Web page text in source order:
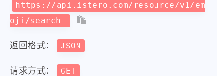
https://api.istero.com/resource/v1/em
oji/search
返回格式： JSON
请求方式： GET